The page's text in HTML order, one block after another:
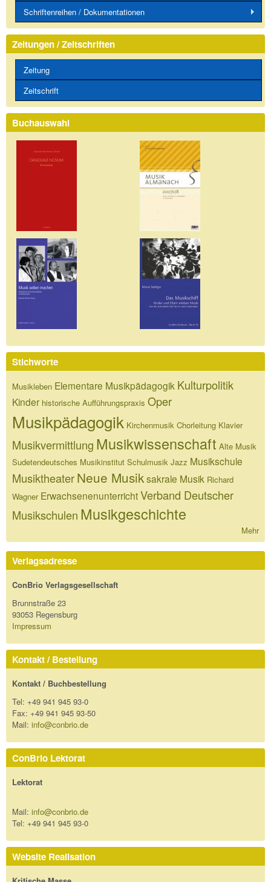
Schriftenreihen / Dokumentationen
Zeitungen / Zeitschriften
Zeitung
Zeitschrift
Buchauswahl
Stichworte
Musikleben Elementare Musikpädagogik Kulturpolitik
Kinder historische Aufführungspraxis Oper
Musikpädagogik Kirchenmusik Chorleitung Klavier
Musikvermittlung Musikwissenschaft Alte Musik
Sudetendeutsches Musikinstitut Schulmusik Jazz Musikschule
MusiktheaterNeue Musiksakrale Musik Richard
Wagner ErwachsenenunterrichtVerband Deutscher
Musikschulen Musikgeschichte
Mehr
Verlagsadresse
ConBrio Verlagsgesellschaft
Brunnstraße 23
93053 Regensburg
Impressum
Kontakt / Bestellung
Kontakt / Buchbestellung
Tel: +49 941 945 93-0
Fax: +49 941 945 93-50
Mail: info@conbrio.de
ConBrio Lektorat
Lektorat
Mail: info@conbrio.de
Tel: +49 941 945 93-0
Website Realisation